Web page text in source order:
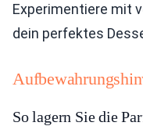
Experimentiere mit
dein perfektes
So lagern Sie die